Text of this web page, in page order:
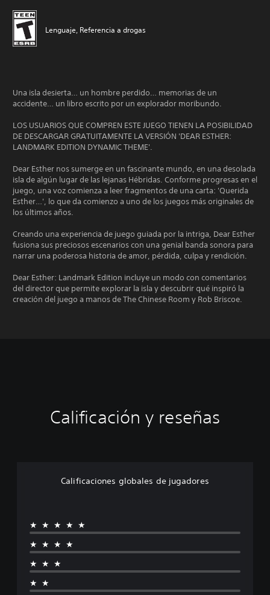
Lenguaje, Referencia a drogas
Una isla desierta… un hombre perdido… memorias de un
accidente… un libro escrito por un explorador moribundo.
LOS USUARIOS QUE COMPREN ESTE JUEGO TIENEN LA POSIBILIDAD
DE DESCARGAR GRATUITAMENTE LA VERSIÓN 'DEAR ESTHER:
LANDMARK EDITION DYNAMIC THEME'.
Dear Esther nos sumerge en un fascinante mundo, en una desolada
isla de algún lugar de las lejanas Hébridas. Conforme progresas en el
juego, una voz comienza a leer fragmentos de una carta: 'Querida
Esther…', lo que da comienzo a uno de los juegos más originales de
los últimos años.
Creando una experiencia de juego guiada por la intriga, Dear Esther
fusiona sus preciosos escenarios con una genial banda sonora para
narrar una poderosa historia de amor, pérdida, culpa y rendición.
Dear Esther: Landmark Edition incluye un modo con comentarios
del director que permite explorar la isla y descubrir qué inspiró la
creación del juego a manos de The Chinese Room y Rob Briscoe.
Calificación y reseñas
Calificaciones globales de jugadores
★★★★★
★★★★
★★★
★★